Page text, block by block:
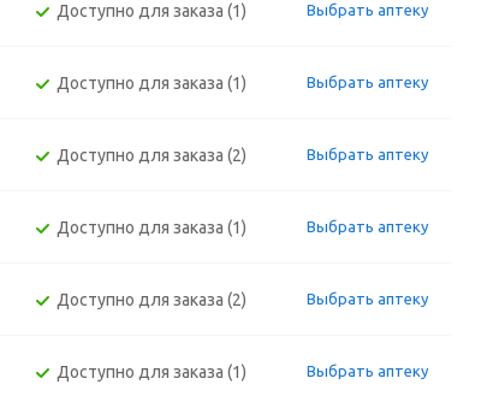
Доступно для заказа (1) Выбрать аптеку
Доступно для заказа (1) Выбрать аптеку
Доступно для заказа (2) Выбрать аптеку
Доступно для заказа (1) Выбрать аптеку
Доступно для заказа (2) Выбрать аптеку
Доступно для заказа (1) Выбрать аптеку